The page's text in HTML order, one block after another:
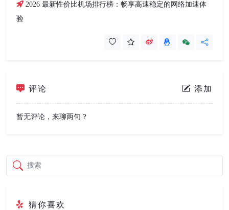
2026 最新性价比机场排行榜：畅享高速稳定的网络加速体
验
评论 添加
暂无评论，来聊两句？
搜索
猜你喜欢